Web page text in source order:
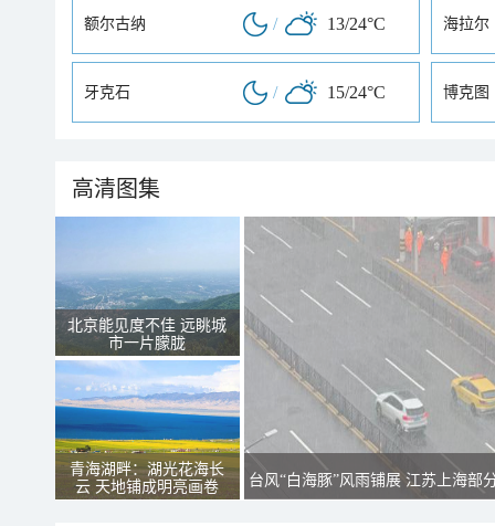
额尔古纳 / 13/24°C 海拉尔
牙克石 / 15/24°C 博克图
高清图集
北京能见度不佳 远眺城
市一片朦胧
青海湖畔：湖光花海长
云 天地铺成明亮画卷
台风“白海豚”风雨铺展 江苏上海部